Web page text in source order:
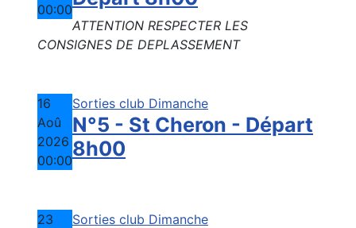
00:00
ATTENTION RESPECTER LES
CONSIGNES DE DEPLASSEMENT
16
Aoû
2026
00:00
Sorties club Dimanche
N°5 - St Cheron - Départ
8h00
23
Sorties club Dimanche